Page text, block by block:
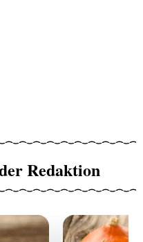
Redaktion